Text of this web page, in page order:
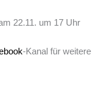
22.11. um 17 Uhr
-Kanal für weitere